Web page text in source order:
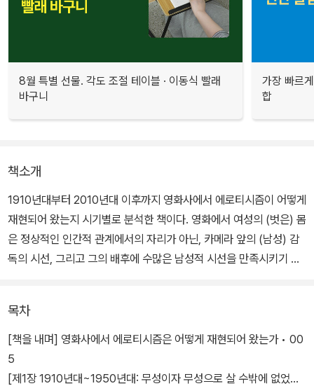
8월 특별 선물. 각도 조절 테이블 · 이동식 빨래
바구니
가장 빠르
합
책소개
1910년대부터 2010년대 이후까지 영화사에서 에로티시즘이 어떻게
재현되어 왔는지 시기별로 분석한 책이다. 영화에서 여성의 (벗은) 몸
은 정상적인 인간적 관계에서의 자리가 아닌, 카메라 앞의 (남성) 감
독의 시선, 그리고 그의 배후에 수많은 남성적 시선을 만족시키기 위
때로는 혁명과 진보의 전신(全身)으로 변이를 멈추지 않았다.
이 책에서 다루고 있는 ‘야한 영화’ 혹은 에로틱 하위 장르들은 당대의
지배 담론과의 충돌 혹은 대항으로 잉태된 문화적 산물임과 동시에
목차
[책을 내며] 영화사에서 에로티시즘은 어떻게 재현되어 왔는가 • 00
5
[제1장 1910년대~1950년대: 무성이자 무성으로 살 수밖에 없었던